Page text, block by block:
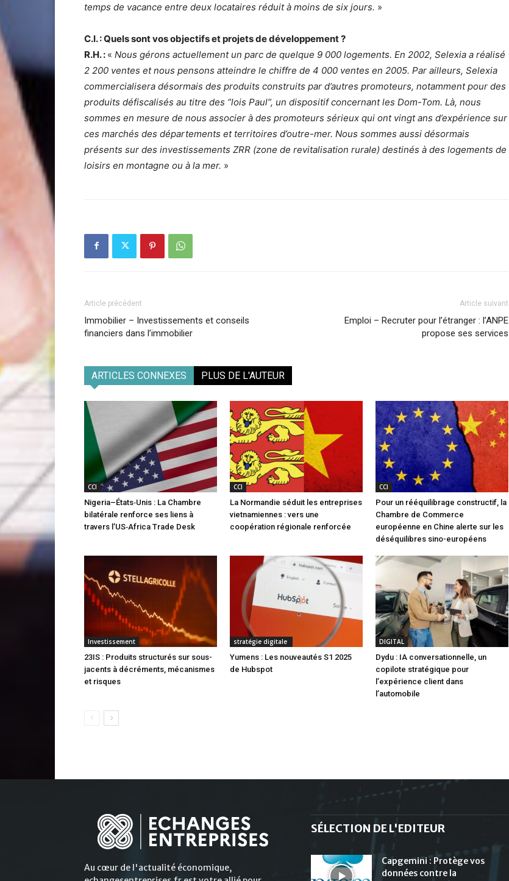
temps de vacance entre deux locataires réduit à moins de six jours. »
C.I. : Quels sont vos objectifs et projets de développement ?
R.H. : « Nous gérons actuellement un parc de quelque 9 000 logements. En 2002, Selexia a réalisé
2 200 ventes et nous pensons atteindre le chiffre de 4 000 ventes en 2005. Par ailleurs, Selexia
commercialisera désormais des produits construits par d’autres promoteurs, notamment pour des
produits défiscalisés au titre des “lois Paul”, un dispositif concernant les Dom-Tom. Là, nous
sommes en mesure de nous associer à des promoteurs sérieux qui ont vingt ans d’expérience sur
ces marchés des départements et territoires d’outre-mer. Nous sommes aussi désormais
présents sur des investissements ZRR (zone de revitalisation rurale) destinés à des logements de
loisirs en montagne ou à la mer. »
Article précédent
Immobilier – Investissements et conseils
financiers dans l’immobilier
Article suivant
Emploi – Recruter pour l’étranger : l’ANPE
propose ses services
ARTICLES CONNEXES PLUS DE L'AUTEUR
CCI
Nigeria–États‑Unis : La Chambre
bilatérale renforce ses liens à
travers l’US‑Africa Trade Desk
CCI
La Normandie séduit les entreprises
vietnamiennes : vers une
coopération régionale renforcée
CCI
Pour un rééquilibrage constructif, la
Chambre de Commerce
européenne en Chine alerte sur les
déséquilibres sino-européens
Investissement
23IS : Produits structurés sur sous-
jacents à décréments, mécanismes
et risques
stratégie digitale
Yumens : Les nouveautés S1 2025
de Hubspot
DIGITAL
Dydu : IA conversationnelle, un
copilote stratégique pour
l’expérience client dans
l’automobile
Au cœur de l'actualité économique,
SÉLECTION DE L'EDITEUR
Capgemini : Protège vos
données contre la